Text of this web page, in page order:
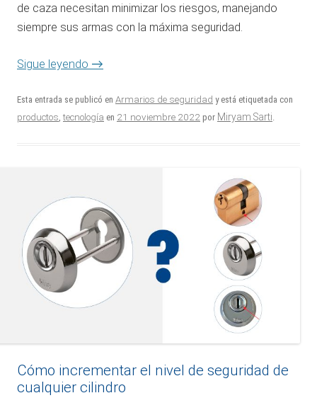
de caza necesitan minimizar los riesgos, manejando
siempre sus armas con la máxima seguridad.
Sigue leyendo →
Esta entrada se publicó en Armarios de seguridad y está etiquetada con
productos, tecnología en 21 noviembre 2022 por Miryam Sarti.
Cómo incrementar el nivel de seguridad de
cualquier cilindro